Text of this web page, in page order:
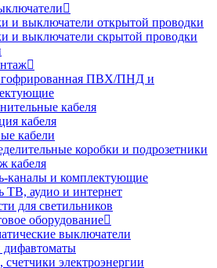
и выключатели открытой проводки
и выключатели скрытой проводки
гофрированная ПВХ/ПНД и
кабеля
кабеля
кабели
коробки и подрозетники
кабеля
каналы и комплектующие
ТВ, аудио и интернет
для светильников
оборудование
выключатели
электроэнергии